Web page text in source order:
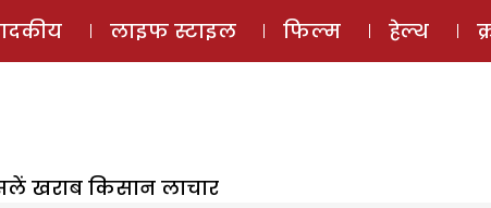
ई-मैगज़ीन
लाइफ स्टाइल फिल्म हेल्थ
खराब किसान लाचार